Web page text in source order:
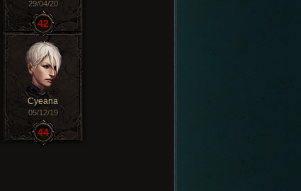
29/04/20
42
Cyeana
05/12/19
44